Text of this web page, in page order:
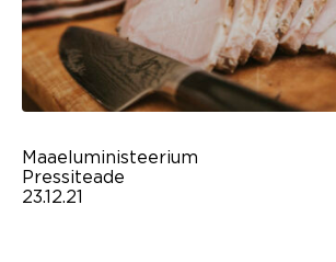
Maaeluministeerium
Pressiteade
23.12.21